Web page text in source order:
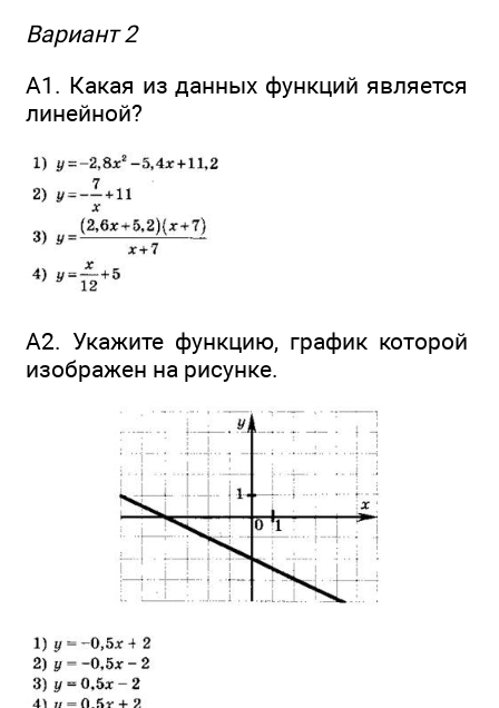
Вариант 2
А1. Какая из данных функций является
линейной?
А2. Укажите функцию, график которой
изображен на рисунке.